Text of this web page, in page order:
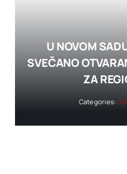
U NOVOM
SVEČANO
ZA
Categories: